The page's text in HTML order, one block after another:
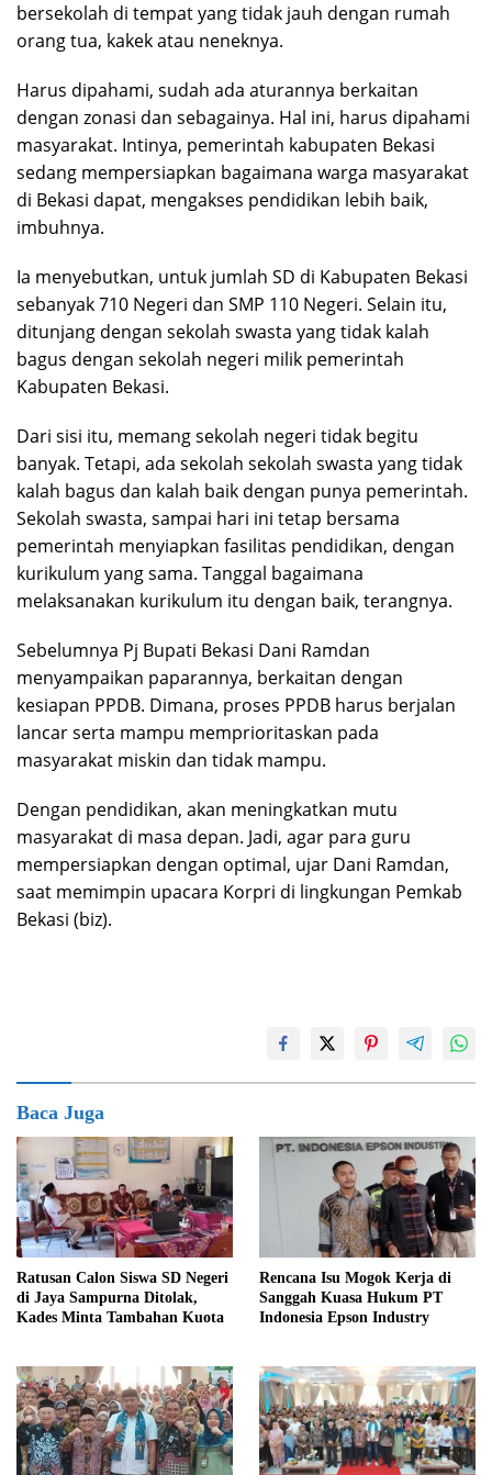
bersekolah di tempat yang tidak jauh dengan rumah
orang tua, kakek atau neneknya.
Harus dipahami, sudah ada aturannya berkaitan
dengan zonasi dan sebagainya. Hal ini, harus dipahami
masyarakat. Intinya, pemerintah kabupaten Bekasi
sedang mempersiapkan bagaimana warga masyarakat
di Bekasi dapat, mengakses pendidikan lebih baik,
imbuhnya.
Ia menyebutkan, untuk jumlah SD di Kabupaten Bekasi
sebanyak 710 Negeri dan SMP 110 Negeri. Selain itu,
ditunjang dengan sekolah swasta yang tidak kalah
bagus dengan sekolah negeri milik pemerintah
Kabupaten Bekasi.
Dari sisi itu, memang sekolah negeri tidak begitu
banyak. Tetapi, ada sekolah sekolah swasta yang tidak
kalah bagus dan kalah baik dengan punya pemerintah.
Sekolah swasta, sampai hari ini tetap bersama
pemerintah menyiapkan fasilitas pendidikan, dengan
kurikulum yang sama. Tanggal bagaimana
melaksanakan kurikulum itu dengan baik, terangnya.
Sebelumnya Pj Bupati Bekasi Dani Ramdan
menyampaikan paparannya, berkaitan dengan
kesiapan PPDB. Dimana, proses PPDB harus berjalan
lancar serta mampu memprioritaskan pada
masyarakat miskin dan tidak mampu.
Dengan pendidikan, akan meningkatkan mutu
masyarakat di masa depan. Jadi, agar para guru
mempersiapkan dengan optimal, ujar Dani Ramdan,
saat memimpin upacara Korpri di lingkungan Pemkab
Bekasi (biz).
Baca Juga
Ratusan Calon Siswa SD Negeri
di Jaya Sampurna Ditolak,
Kades Minta Tambahan Kuota
Rencana Isu Mogok Kerja di
Sanggah Kuasa Hukum PT
Indonesia Epson Industry